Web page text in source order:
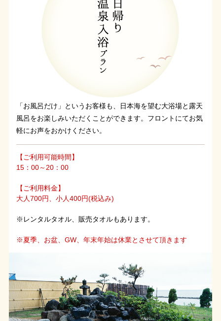
「お風呂だけ」というお客様も、日本海を望む大浴場と露天
風呂をお楽しみいただくことができます。フロントにてお気
軽にお声をおかけください。
【ご利用可能時間】
15：00～20：00
【ご利用料金】
大人700円、小人400円(税込み)
※レンタルタオル、販売タオルもあります。
※夏季、お盆、GW、年末年始は休業とさせて頂きます